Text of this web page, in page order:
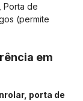
Porta de
(permite
em
porta de